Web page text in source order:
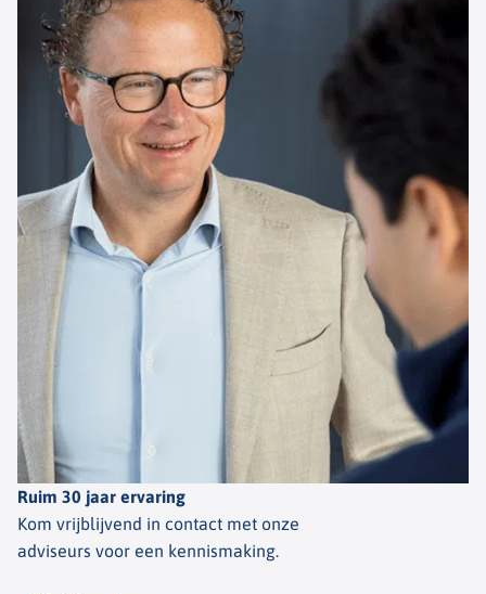
Ruim 30 jaar ervaring
Kom vrijblijvend in contact met onze
adviseurs voor een kennismaking.